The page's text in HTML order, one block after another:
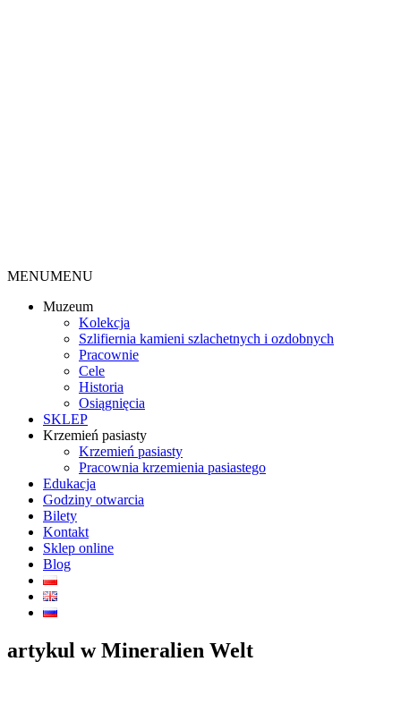
MENUMENU
Muzeum
Kolekcja
Szlifiernia kamieni szlachetnych i ozdobnych
Pracownie
Cele
Historia
Osiągnięcia
SKLEP
Krzemień pasiasty
Krzemień pasiasty
Pracownia krzemienia pasiastego
Edukacja
Godziny otwarcia
Bilety
Kontakt
Sklep online
Blog
artykul w Mineralien Welt